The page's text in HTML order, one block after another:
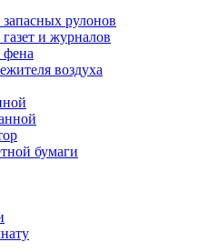
рулонов
и журналов
фена
воздуха
бумаги